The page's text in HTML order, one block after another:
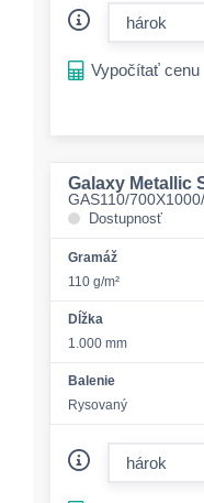
Vypočítať cenu
Galaxy Metallic
GAS110/
Dostupnosť
Gramáž
110 g/m²
Dĺžka
1.000 mm
Balenie
Rysovaný